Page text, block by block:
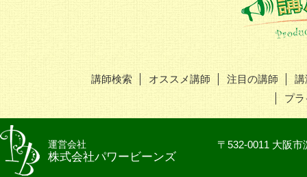
講師検索 オススメ講師 注目の講師
講
プ
運営会社
株式会社パワービーンズ
〒532-0011 大阪
5名まで候